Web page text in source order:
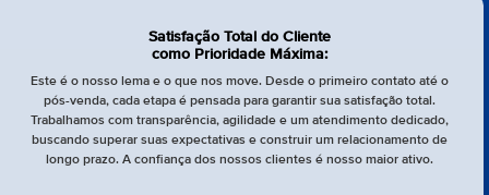
Satisfação Total do Cliente
como Prioridade Máxima:
Este é o nosso lema e o que nos move. Desde o primeiro contato até o
pós-venda, cada etapa é pensada para garantir sua satisfação total.
Trabalhamos com transparência, agilidade e um atendimento dedicado,
buscando superar suas expectativas e construir um relacionamento de
longo prazo. A confiança dos nossos clientes é nosso maior ativo.